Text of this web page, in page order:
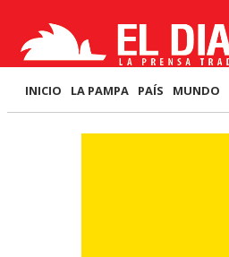
INICIO LA PAMPA PAÍS MUNDO